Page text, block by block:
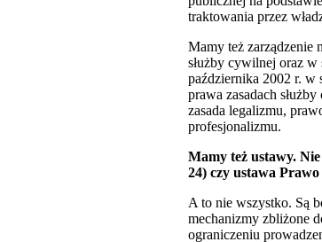
traktowania przez
Mamy też zarządzenie
służby cywilnej oraz w
października 2002 r.
prawa zasadach
zasada legalizmu,
profesjonalizmu.
Mamy też ustawy.
24) czy ustawa
A to nie wszystko. Są
mechanizmy zbliżone
ograniczeniu